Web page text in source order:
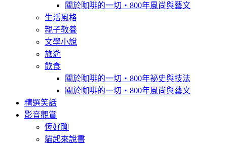
關於咖啡的一切‧800年風尚與藝文
生活風格
親子教養
文學小說
旅遊
飲食
關於咖啡的一切‧800年祕史與技法
關於咖啡的一切‧800年風尚與藝文
精選笑話
影音觀賞
恆好聊
貓起來說書